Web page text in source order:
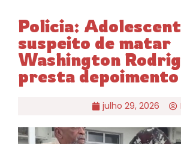
Policia:
suspeito de matar
Washington
presta depoimento
julho 29, 2026